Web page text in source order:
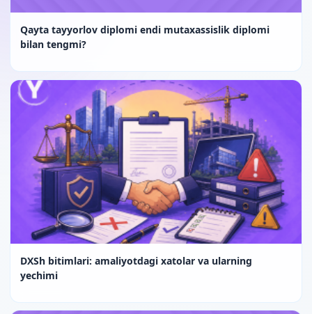
Qayta tayyorlov diplomi endi mutaxassislik diplomi
bilan tengmi?
DXSh bitimlari: amaliyotdagi xatolar va ularning
yechimi